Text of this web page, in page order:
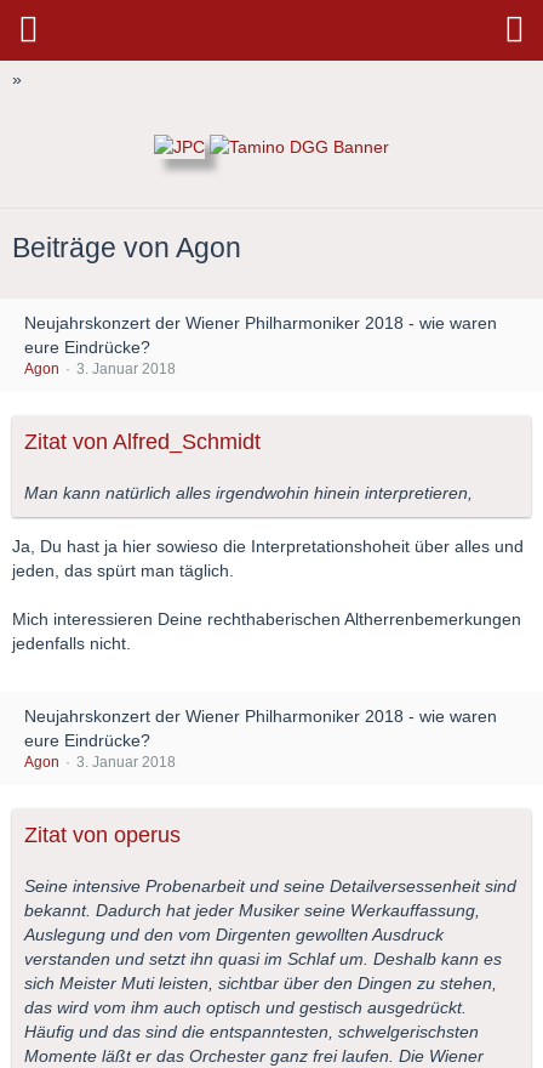
»
Beiträge von Agon
Neujahrskonzert der Wiener Philharmoniker 2018 - wie waren
eure Eindrücke?
Agon 3. Januar 2018
Zitat von Alfred_Schmidt
Man kann natürlich alles irgendwohin hinein interpretieren,
Ja, Du hast ja hier sowieso die Interpretationshoheit über alles und
jeden, das spürt man täglich.
Mich interessieren Deine rechthaberischen Altherrenbemerkungen
jedenfalls nicht.
Neujahrskonzert der Wiener Philharmoniker 2018 - wie waren
eure Eindrücke?
Agon 3. Januar 2018
Zitat von operus
Seine intensive Probenarbeit und seine Detailversessenheit sind
bekannt. Dadurch hat jeder Musiker seine Werkauffassung,
Auslegung und den vom Dirgenten gewollten Ausdruck
verstanden und setzt ihn quasi im Schlaf um. Deshalb kann es
sich Meister Muti leisten, sichtbar über den Dingen zu stehen,
das wird vom ihm auch optisch und gestisch ausgedrückt.
Häufig und das sind die entspanntesten, schwelgerischsten
Momente läßt er das Orchester ganz frei laufen. Die Wiener